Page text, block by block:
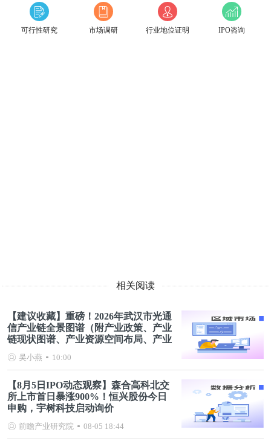
可行性研究 市场调研 行业地位证明 IPO咨询
相关阅读
【建议收藏】重磅！2026年武汉市光通
信产业链全景图谱（附产业政策、产业
链现状图谱、产业资源空间布局、产业
吴小燕 10:00
【8月5日IPO动态观察】森合高科北交
所上市首日暴涨900%！恒兴股份今日
申购，宇树科技启动询价
前瞻产业研究院 08-05 18:44